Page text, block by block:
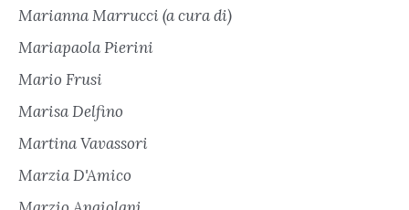
Marianna Marrucci (a cura di)
Mariapaola Pierini
Mario Frusi
Marisa Delfino
Martina Vavassori
Marzia D'Amico